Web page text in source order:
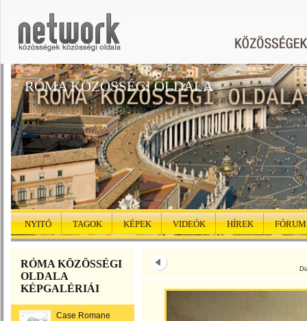
RÓMA KÖZÖSSÉGI OLDALA
NYITÓ TAGOK KÉPEK VIDEÓK HÍREK FÓRUM
RÓMA KÖZÖSSÉGI
OLDALA
KÉPGALÉRIÁI
Case Romane